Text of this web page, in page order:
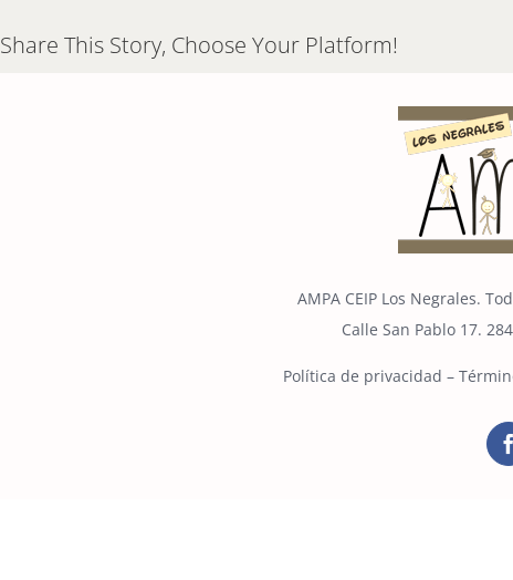
Share This Story, Choose Your Platform!
AMPA CEIP Los Negrales.
Calle San Pablo 17.
Política de privacidad –